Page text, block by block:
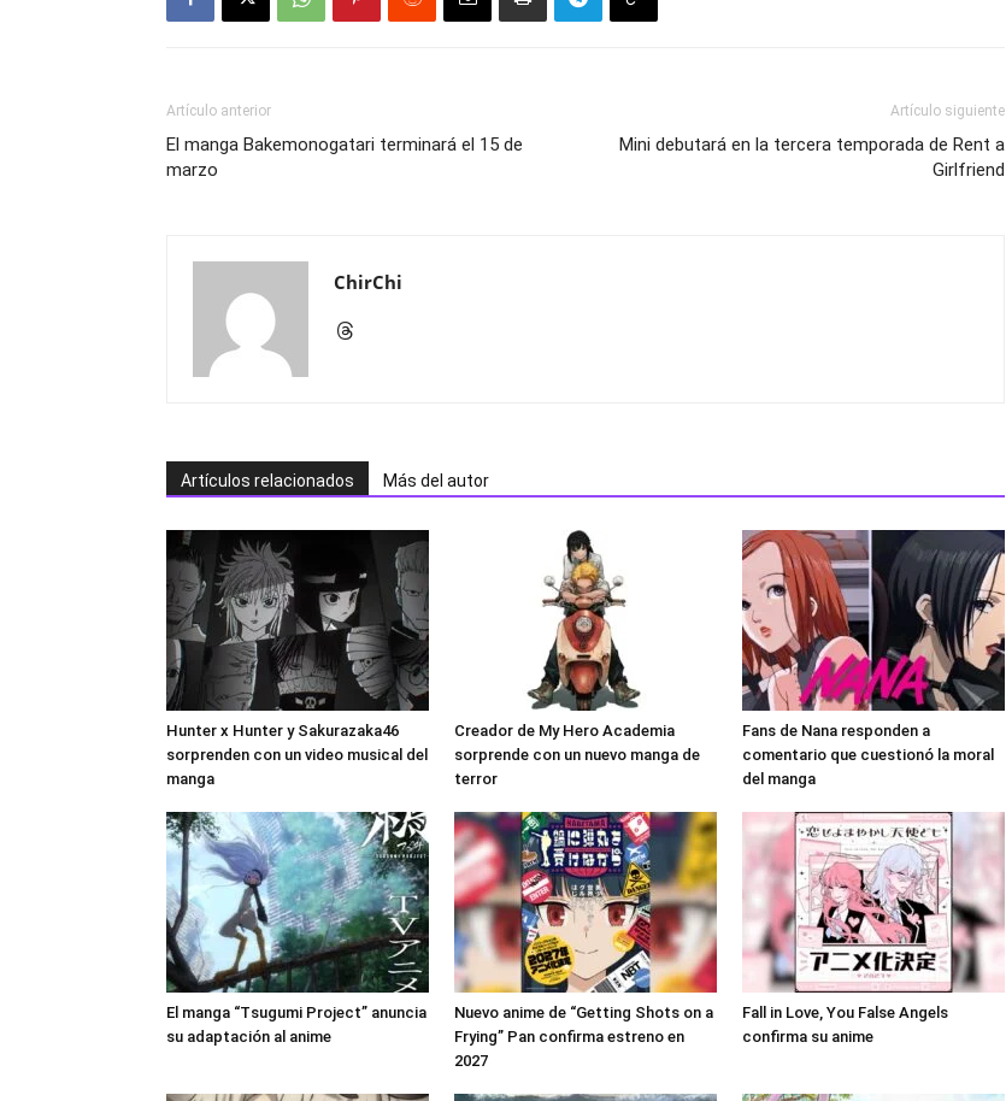
Artículo anterior
El manga Bakemonogatari terminará el 15 de
marzo
Artículo siguiente
Mini debutará en la tercera temporada de Rent a
Girlfriend
ChirChi
Artículos relacionados Más del autor
Hunter x Hunter y Sakurazaka46
sorprenden con un video musical del
manga
Creador de My Hero Academia
sorprende con un nuevo manga de
terror
Fans de Nana responden a
comentario que cuestionó la moral
del manga
El manga “Tsugumi Project” anuncia
su adaptación al anime
Nuevo anime de “Getting Shots on a
Frying” Pan confirma estreno en
2027
Fall in Love, You False Angels
confirma su anime